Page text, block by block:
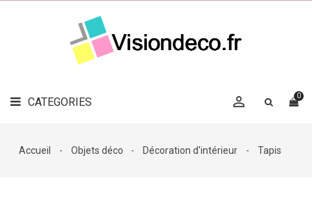
CATEGORIES 0

LE
MAG
DÉCO

Accueil Objets déco Décoration d'intérieur Tapis